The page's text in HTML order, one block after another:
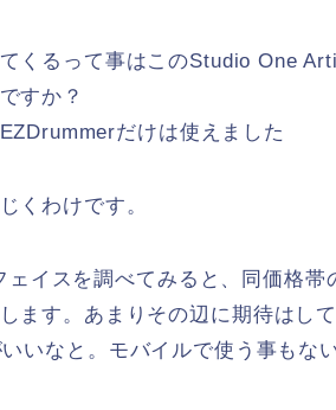
くるって事はこのStudio One
すか？
だけは使えました
くわけです。
イスを調べてみると、同価格帯
ます。あまりその辺に期待はし
いなと。モバイルで使う事もない